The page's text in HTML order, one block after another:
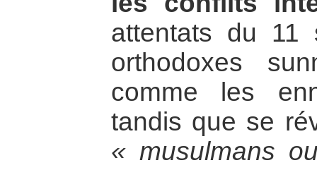
attentats du 11
orthodoxes
comme les
tandis que se
« musulmans